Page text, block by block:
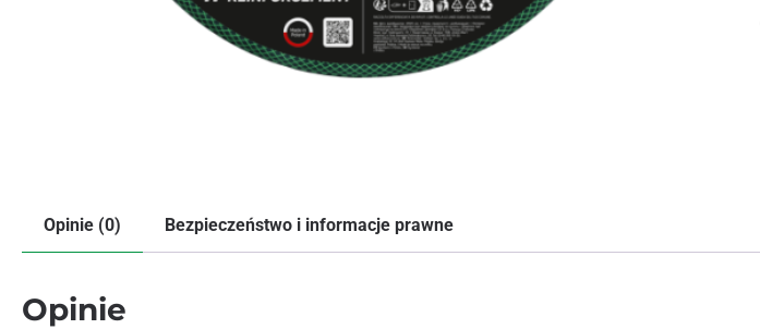
Opinie (0) Bezpieczeństwo i informacje prawne
Opinie